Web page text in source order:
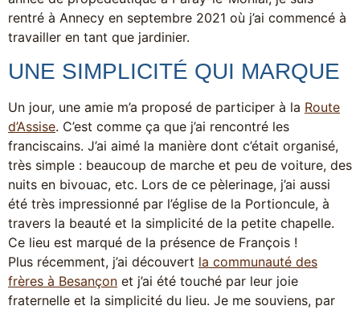
rentré à Annecy en septembre 2021 où j’ai commencé à
travailler en tant que jardinier.
UNE SIMPLICITÉ QUI MARQUE
Un jour, une amie m’a proposé de participer à la Route
d’Assise. C’est comme ça que j’ai rencontré les
franciscains. J’ai aimé la manière dont c’était organisé,
très simple : beaucoup de marche et peu de voiture, des
nuits en bivouac, etc. Lors de ce pèlerinage, j’ai aussi
été très impressionné par l’église de la Portioncule, à
travers la beauté et la simplicité de la petite chapelle.
Ce lieu est marqué de la présence de François !
Plus récemment, j’ai découvert la communauté des
frères à Besançon et j’ai été touché par leur joie
fraternelle et la simplicité du lieu. Je me souviens, par